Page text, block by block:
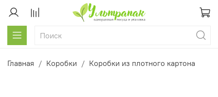
Главная Коробки Коробки из плотного картона